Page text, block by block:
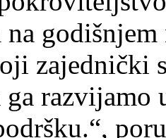
na
zajednički
razvijamo